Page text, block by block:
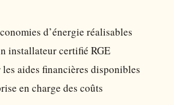
d’énergie réalisables
installateur certifié RGE
aides financières disponibles
en charge des coûts